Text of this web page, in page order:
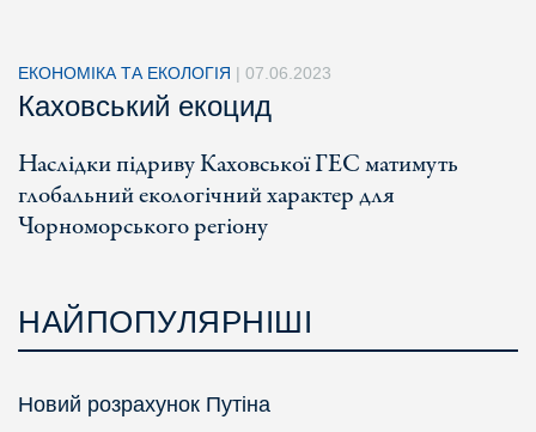
ЕКОНОМІКА ТА ЕКОЛОГІЯ | 07.06.2023
Каховський екоцид
Наслідки підриву Каховської ГЕС матимуть
глобальний екологічний характер для
Чорноморського регіону
НАЙПОПУЛЯРНІШІ
Новий розрахунок Путіна